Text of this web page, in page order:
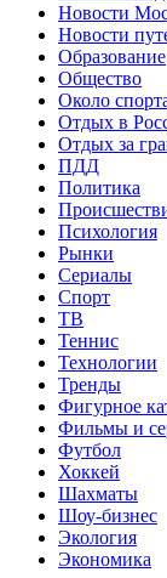
Новости
Новости
Образование
Общество
Около
Отдых в
Отдых за
ПДД
Политика
Психология
Рынки
Сериалы
Спорт
ТВ
Теннис
Технологии
Тренды
Фигурное
Фильмы и
Футбол
Хоккей
Шахматы
Шоу-бизнес
Экология
Экономика